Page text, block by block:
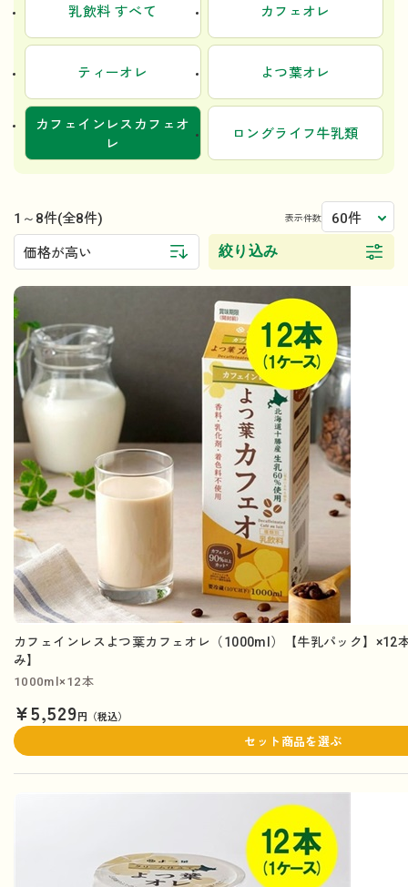
乳飲料 すべて カフェオレ
ティーオレ よつ葉オレ
カフェインレスカフェオ
レ
ロングライフ牛乳類
1～8件(全8件) 表示件数 60件
価格が高い 絞り込み
カフェインレスよつ葉カフェオレ（1000ml）【牛乳パック】×12
み】
1000ml×12本
¥5,529円（税込）
セット商品を選ぶ